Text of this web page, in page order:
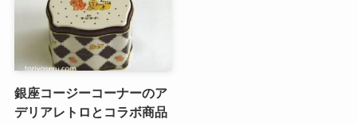
銀座コージーコーナーのア
デリアレトロとコラボ商品